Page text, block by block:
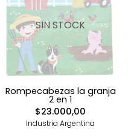
SIN STOCK
Rompecabezas la granja
2 en 1
$23.000,00
Industria Argentina